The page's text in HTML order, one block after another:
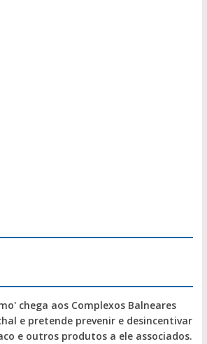
chega aos Complexos Balneares
e pretende prevenir e desincentivar
e outros produtos a ele associados.